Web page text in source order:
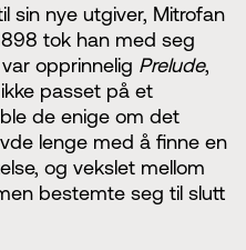
sin nye utgiver, Mitrofan
tok han med seg
opprinnelig Prelude,
passet på et
de enige om det
lenge med å finne en
og vekslet mellom
bestemte seg til slutt